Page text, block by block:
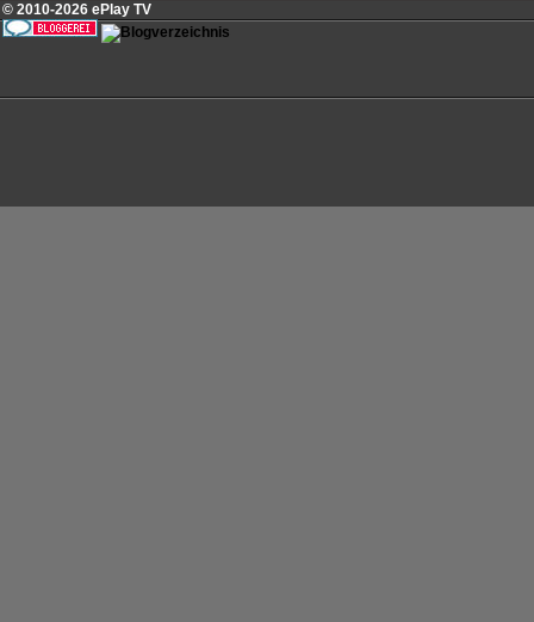
© 2010-2026 ePlay TV